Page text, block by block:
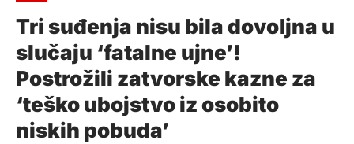
Tri suđenja nisu bila dovoljna u
slučaju ‘fatalne ujne’!
Postrožili zatvorske kazne za
‘teško ubojstvo iz osobito
niskih pobuda’